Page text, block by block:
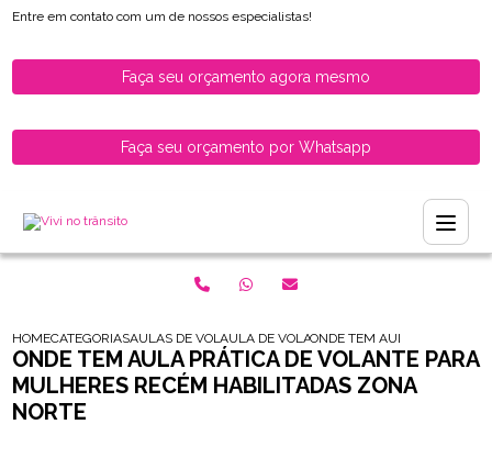
Entre em contato com um de nossos especialistas!
Faça seu orçamento agora mesmo
Faça seu orçamento por Whatsapp
HOMECATEGORIASAULAS DE VOLANTE PARA HABILITADOS
AULA DE VOLANTE PARA HABILITADOS
ONDE TEM AULA PRATICA
ONDE TEM AULA PRÁTICA DE VOLANTE PARA
MULHERES RECÉM HABILITADAS ZONA
NORTE